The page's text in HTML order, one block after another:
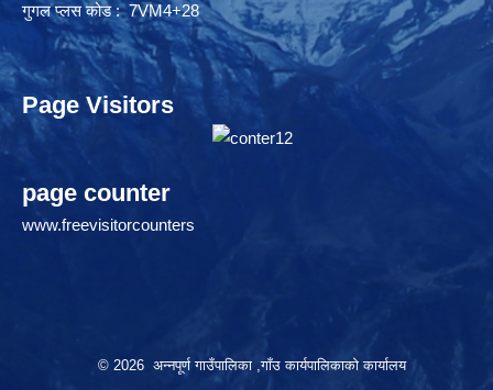
गुगल प्लस कोड : 7VM4+28
Page Visitors
page counter
www.freevisitorcounters
© 2026 अन्नपूर्ण गाउँपालिका ,गाँउ कार्यपालिकाको कार्यालय